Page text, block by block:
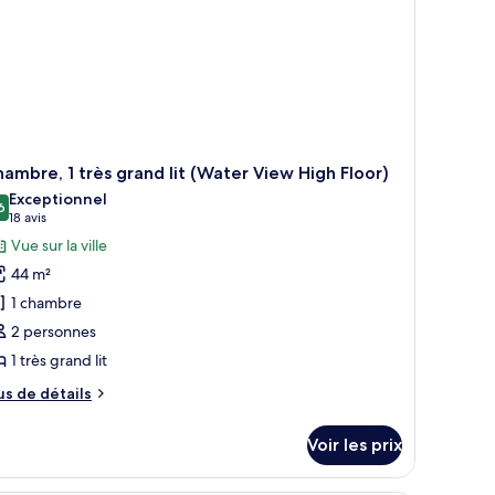
1 très grand lit (Water View High Floor)
sur 10
Exceptionnel
18 avis
(18 avis)
Vue sur la ville
44 m²
1 chambre
2 personnes
1 très grand lit
de détails
Voir les prix